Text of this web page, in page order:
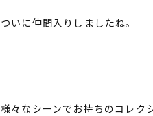
ついに仲間入りしましたね。
様々なシーンでお持ちのコレク